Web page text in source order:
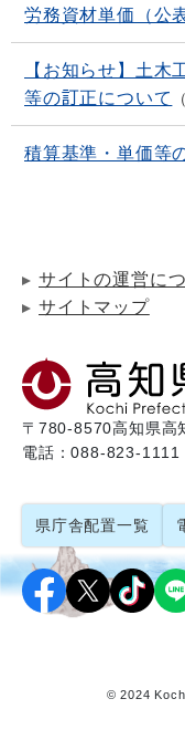
労務資材単価（公
【お知らせ】土木
等の訂正について
積算基準・単価等
サイトの運営に
サイトマップ
〒780-8570高知県高
電話：088-823-1111
県庁舎配置一覧
© 2024